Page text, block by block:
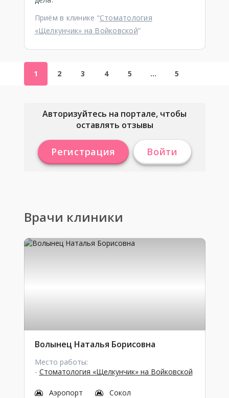
Приём в клинике “Стоматология
«Щелкунчик» на Войковской”
1 2 3 4 5 … 5
Авторизуйтесь на портале, чтобы
оставлять отзывы
Регистрация Войти
Врачи клиники
Волынец Наталья Борисовна
Место работы:
- Стоматология «Щелкунчик» на Войковской
Аэропорт
Сокол